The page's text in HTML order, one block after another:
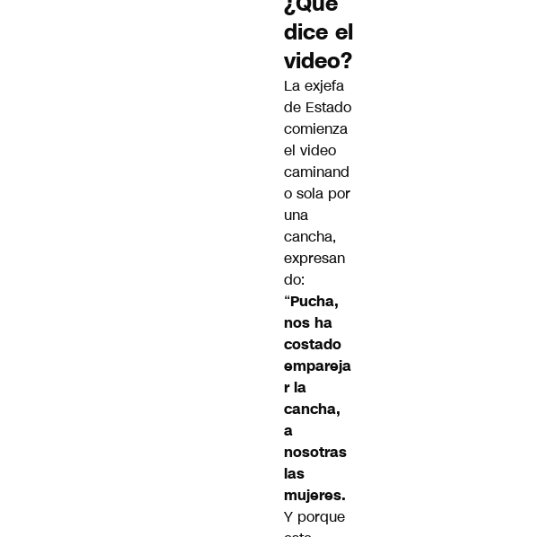
dice el
video?
La exjefa
de Estado
comienza
el video
caminand
o sola por
una
cancha,
expresan
do:
“Pucha,
nos ha
costado
empareja
r la
cancha,
a
nosotras
las
mujeres.
Y porque